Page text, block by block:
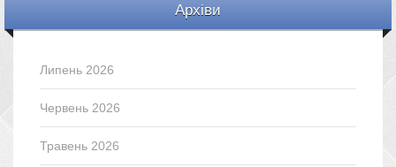
Архіви
Липень 2026
Червень 2026
Травень 2026